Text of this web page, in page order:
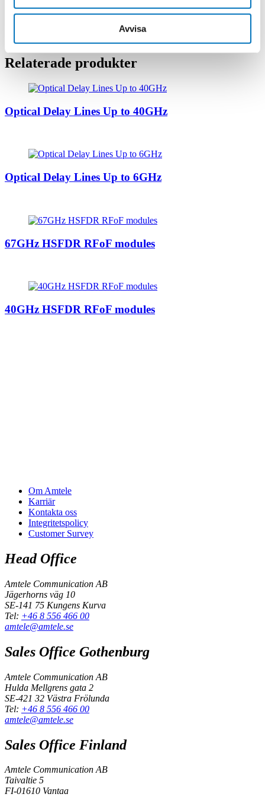
Avvisa
Gain variation S21 (fo) of ±1 dB for 90° C variation, utilizing
special algorithm.
Remote management by GUI installed on PC.
Relaterade produkter
Optical Delay Lines Up to 40GHz
Optical Delay Lines Up to 6GHz
67GHz HSFDR RFoF modules
40GHz HSFDR RFoF modules
Om Amtele
Karriär
Kontakta oss
Integritetspolicy
Customer Survey
Head Office
Amtele Communication AB
Jägerhorns väg 10
SE-141 75 Kungens Kurva
Tel: +46 8 556 466 00
amtele@amtele.se
Sales Office Gothenburg
Amtele Communication AB
Hulda Mellgrens gata 2
SE-421 32 Västra Frölunda
Tel: +46 8 556 466 00
amtele@amtele.se
Sales Office Finland
Amtele Communication AB
Taivaltie 5
FI-01610 Vantaa